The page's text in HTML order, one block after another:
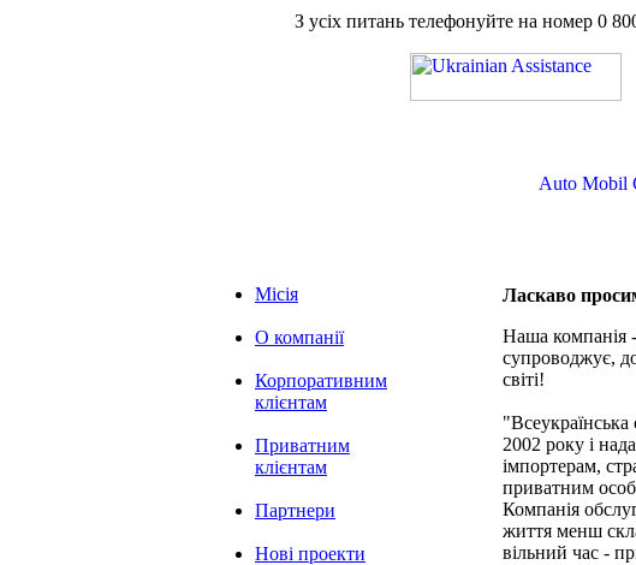
З усіх питань телефонуйте на номер 0
Auto Mobil
Місія
О компанії
Корпоративним
клієнтам
Приватним
клієнтам
Партнери
Нові проекти
Ласкаво
Наша компанія
супроводжує,
світі!
2002 року і
імпортерам,
приватним
Компанія
життя менш
вільний час -